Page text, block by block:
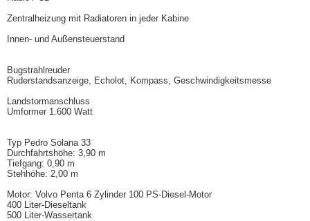
Zentralheizung mit Radiatoren in jeder Kabine
Innen- und Außensteuerstand
Bugstrahlreuder
Ruderstandsanzeige, Echolot, Kompass, Geschwindigkeitsmesse
Landstormanschluss
Umformer 1.600 Watt
Typ Pedro Solana 33
Durchfahrtshöhe: 3,90 m
Tiefgang: 0,90 m
Stehhöhe: 2,00 m
Motor: Volvo Penta 6 Zylinder 100 PS-Diesel-Motor
400 Liter-Dieseltank
500 Liter-Wassertank